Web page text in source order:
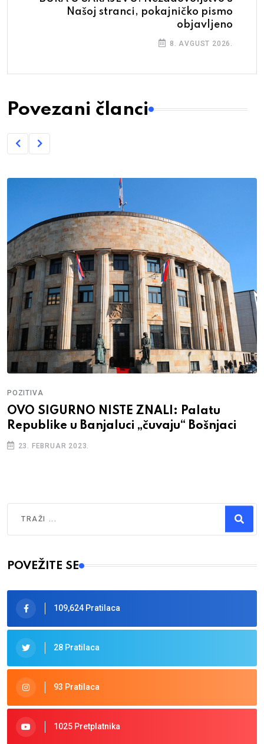
Našoj stranci, pokajničko pismo
objavljeno
8. AVGUST 2026.
Povezani članci
POZITIVA
OVO SIGURNO NISTE ZNALI: Palatu
Republike u Banjaluci „čuvaju“ Bošnjaci
23. FEBRUAR 2023.
Type 2 or more characters for results.
POVEŽITE SE
109,624 Pratilaca
28 Pratilaca
93 Pratilaca
1025 Pretplatnika